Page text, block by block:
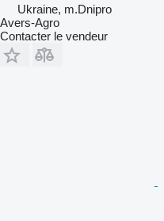
Ukraine, m.Dnipro
Avers-Agro
Contacter le vendeur